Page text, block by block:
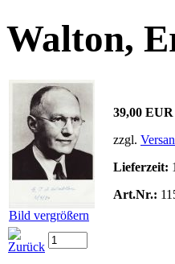
Walton,
Bild vergrößern
39,00 EUR
zzgl.
Lieferzeit:
Art.Nr.: